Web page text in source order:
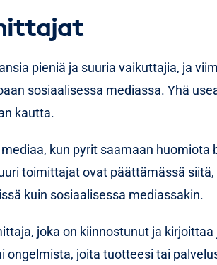
pieniä ja suuria vaikuttajia, ja
sosiaalisessa mediassa. Yhä
kautta.
kun pyrit saamaan huomiota
toimittajat ovat päättämässä
kuin sosiaalisessa mediassakin.
joka on kiinnostunut ja
ongelmista, joita tuotteesi tai